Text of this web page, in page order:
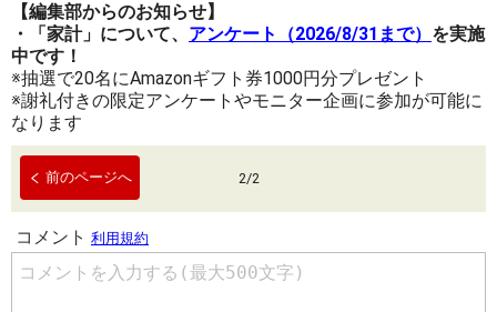
【編集部からのお知らせ】
・「家計」について、 アンケート（2026/8/31まで） を実施
中です！
※抽選で20名にAmazonギフト券1000円分プレゼント
※謝礼付きの限定アンケートやモニター企画に参加が可能に
なります
前のページへ 2/2